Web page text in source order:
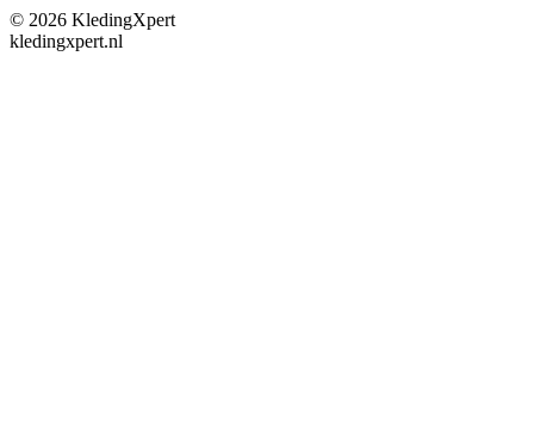
© 2026 KledingXpert
kledingxpert.nl